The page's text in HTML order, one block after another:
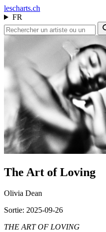
lescharts.ch
FR
The Art of Loving
Olivia Dean
Sortie: 2025-09-26
THE ART OF LOVING